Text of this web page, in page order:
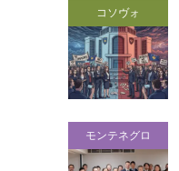
コソヴォ
モンテネグロ